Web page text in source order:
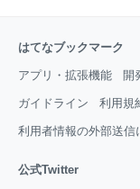
はてなブックマーク
アプリ・拡張機能 開
ガイドライン 利用規
利用者情報の外部送信
公式Twitter